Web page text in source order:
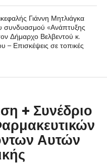
Γιάννη Μητλιάγκα
συνδυασμού «Ανάπτυξης
Δήμαρχο Βελβεντού κ.
– Επισκέψεις σε τοπικές
+ Συνέδριο
Αυτών